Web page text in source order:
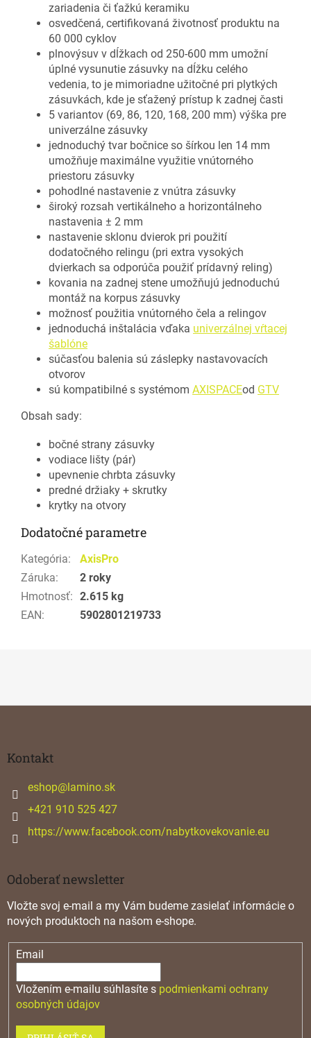
zariadenia či ťažkú keramiku
osvedčená, certifikovaná životnosť produktu na
60 000 cyklov
plnovýsuv v dĺžkach od 250-600 mm umožní
úplné vysunutie zásuvky na dĺžku celého
vedenia, to je mimoriadne užitočné pri plytkých
zásuvkách, kde je sťažený prístup k zadnej časti
5 variantov (69, 86, 120, 168, 200 mm) výška pre
univerzálne zásuvky
jednoduchý tvar bočnice so šírkou len 14 mm
umožňuje maximálne využitie vnútorného
priestoru zásuvky
pohodlné nastavenie z vnútra zásuvky
široký rozsah vertikálneho a horizontálneho
nastavenia ± 2 mm
nastavenie sklonu dvierok pri použití
dodatočného relingu (pri extra vysokých
dvierkach sa odporúča použiť prídavný reling)
kovania na zadnej stene umožňujú jednoduchú
montáž na korpus zásuvky
možnosť použitia vnútorného čela a relingov
jednoduchá inštalácia vďaka univerzálnej vŕtacej
šablóne
súčasťou balenia sú záslepky nastavovacích
otvorov
sú kompatibilné s systémom AXISPACEod GTV
Obsah sady:
bočné strany zásuvky
vodiace lišty (pár)
upevnenie chrbta zásuvky
predné držiaky + skrutky
krytky na otvory
Dodatočné parametre
Kategória:
AxisPro
Záruka:
2 roky
Hmotnosť: 2.615 kg
EAN: 5902801219733
Kontakt
eshop@ lamino.sk
+421 910 525 427
https://www.facebook.com/nabytkovekovanie.eu
Odoberať newsletter
Vložte svoj e-mail a my Vám budeme zasielať informácie o
nových produktoch na našom e-shope.
Email
Vložením e-mailu súhlasíte s podmienkami ochrany
osobných údajov